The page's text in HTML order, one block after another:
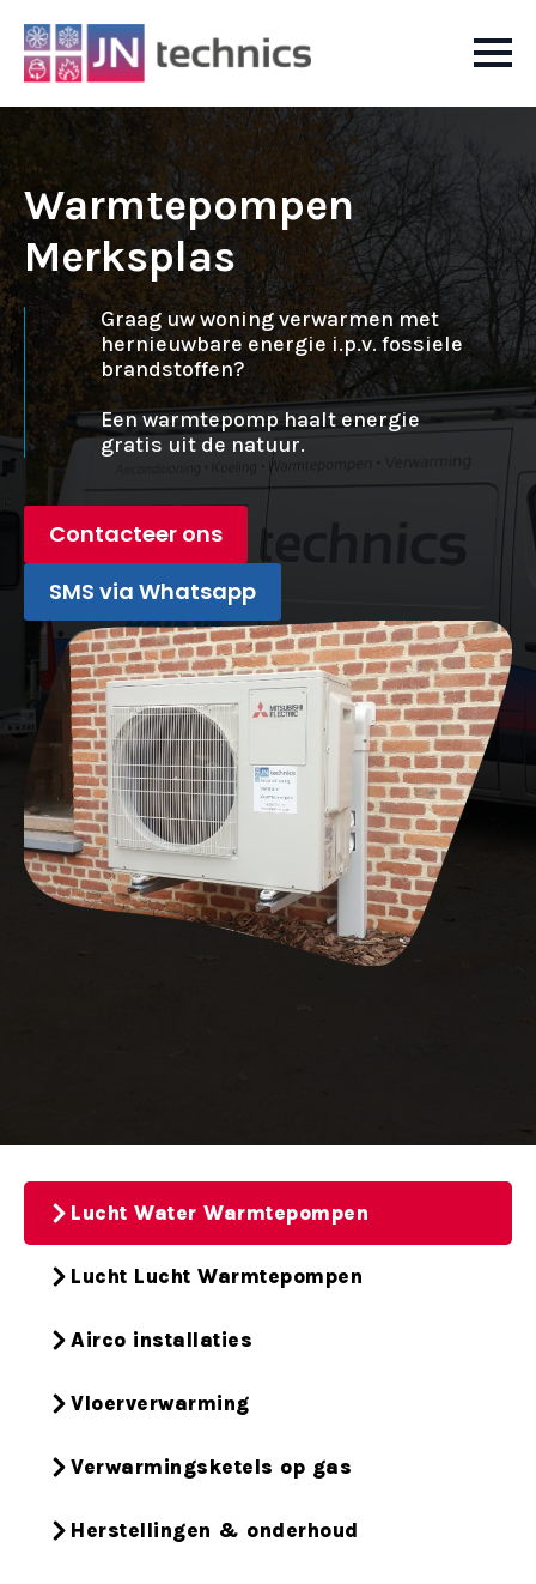
Warmtepompen
Merksplas
Graag uw woning verwarmen met
hernieuwbare energie i.p.v. fossiele
brandstoffen?
Een warmtepomp haalt energie
gratis uit de natuur.
Contacteer ons
SMS via Whatsapp
Lucht Water Warmtepompen
Lucht Lucht Warmtepompen
Airco installaties
Vloerverwarming
Verwarmingsketels op gas
Herstellingen & onderhoud